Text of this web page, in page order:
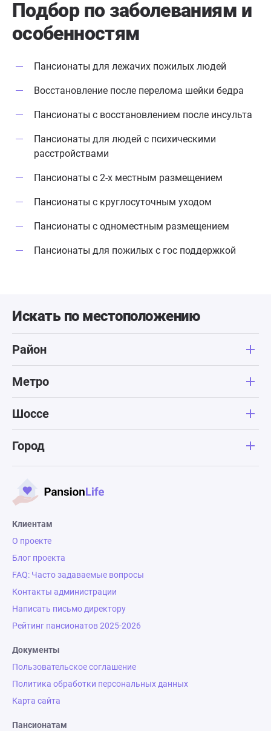
Подбор по заболеваниям и
особенностям
Пансионаты для лежачих пожилых людей
Восстановление после перелома шейки бедра
Пансионаты с восстановлением после инсульта
Пансионаты для людей с психическими
расстройствами
Пансионаты с 2-х местным размещением
Пансионаты с круглосуточным уходом
Пансионаты с одноместным размещением
Пансионаты для пожилых с гос поддержкой
Искать по местоположению
Район
Метро
Шоссе
Город
Клиентам
О проекте
Блог проекта
FAQ: Часто задаваемые вопросы
Контакты администрации
Написать письмо директору
Рейтинг пансионатов 2025-2026
Документы
Пользовательское соглашение
Политика обработки персональных данных
Карта сайта
Пансионатам